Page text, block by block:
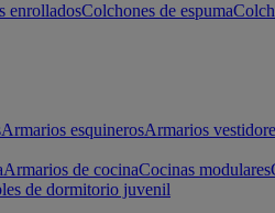
enrolladosColchones de espuma
Armarios esquinerosArmarios
Armarios de cocinaCocinas modulares
de dormitorio juvenil